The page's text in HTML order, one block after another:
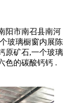
阳市南召县南河
玻璃橱窗内展陈
原矿石,一个玻璃
色的碳酸钙钙 .